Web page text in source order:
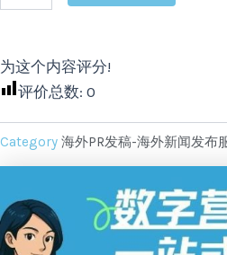
为这个内容评分!
评价总数: 0
Category 海外PR发稿-海外新闻发布